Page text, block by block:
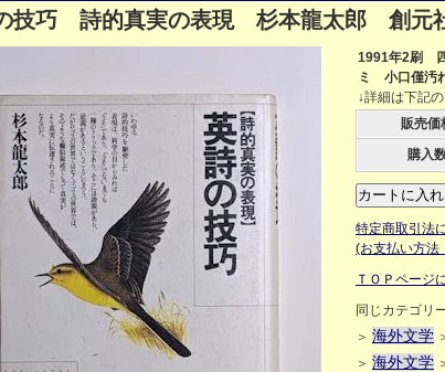
技巧 詩的真実の表現 杉本龍太郎 創元
1991年2刷
ミ 小口僅汚
↓詳細は下記
販売価
購入
特定商取引法
(お支払い方法
ＴＯＰページ
同じカテゴリ
＞ 海外文学
＞ 海外文学